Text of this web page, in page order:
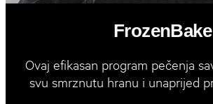
FrozenBake
Ovaj efikasan program pečenja
svu smrznutu hranu i unaprijed